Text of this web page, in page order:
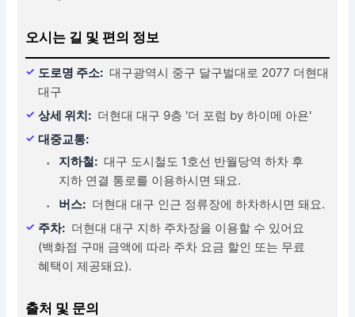
오시는 길 및 편의 정보
도로명 주소: 대구광역시 중구 달구벌대로 2077 더현대
대구
상세 위치: 더현대 대구 9층 '더 포럼 by 하이메 아욘'
대중교통:
지하철: 대구 도시철도 1호선 반월당역 하차 후
지하 연결 통로를 이용하시면 돼요.
버스: 더현대 대구 인근 정류장에 하차하시면 돼요.
주차: 더현대 대구 지하 주차장을 이용할 수 있어요
(백화점 구매 금액에 따라 주차 요금 할인 또는 무료
혜택이 제공돼요).
출처 및 문의